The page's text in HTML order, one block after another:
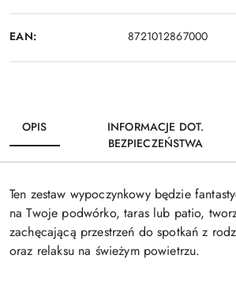
EAN: 8721012867000
OPIS
INFORMACJE DOT.
BEZPIECZEŃSTWA
Ten zestaw wypoczynkowy będzie
na Twoje podwórko, taras lub patio,
zachęcającą przestrzeń do spotkań z
oraz relaksu na świeżym powietrzu.